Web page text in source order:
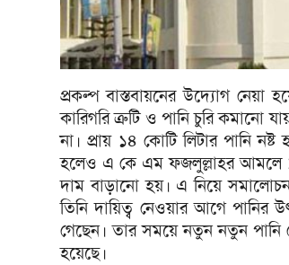
প্রকল্প বাস্তবায়নের উদ্যোগ নেয়া
কারিগরি ত্রুটি ও পানি চুরি কমানো
না। প্রায় ১৪ কোটি লিটার পানি
হলেও এ কে এম ফজলুল্লাহর আমলে
দাম বাড়ানো হয়। এ নিয়ে
তিনি দায়িত্ব নেওয়ার আগে পানির
গেছেন। তার সময়ে নতুন নতুন পানি
হয়েছে।